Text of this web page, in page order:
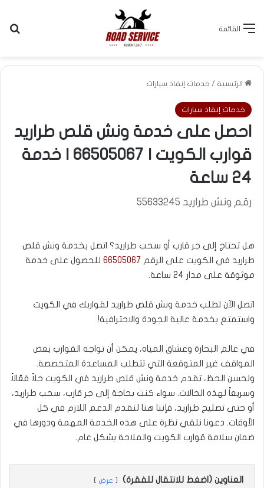
القائمة
ونش قلص طراريد قوارب 55633245 جر قارب سحب طراد تصليح بيرنقات تصليح بوبرنقات
الرئيسية / خدمات إنقاذ سيارات
خدمات إنقاذ سيارات
احصل على خدمة ونش قلص طراريد
قوارب الكويت | 66505067 | خدمة
24 ساعة
رقم ونش طراريد 55633245
هل تحتاج إلى جر قارب أو سحب طراريد؟ اتصل بخدمة ونش قلص
طراريد في الكويت على الرقم 66505067 للحصول على خدمة
موثوقة على مدار 24 ساعة.
اتصل الآن لطلب خدمة ونش قلص طراريد لقواربك في الكويت
واستمتع بخدمة عالية الجودة والاحترافية!
في عالم البحارة وعشاق المياه، يمكن أن تواجه القوارب بعض
المواقف غير المتوقعة التي تتطلب المساعدة المتخصصة.
ولحسن الحظ، تقدم خدمة ونش قلص طراريد في الكويت حلاً فعّالاً
وسريعاً لهذه الحالات. سواء كنت بحاجة إلى جر قارب، سحب طراريد،
أو حتى تصليح طراريد، فإننا هنا لنقدم الدعم اللازم في كل
الأوقات. دعونا نلقي نظرة على هذه الخدمة المهمة ودورها في
ضمان سلامة قوارب الكويت والملاحة بشكل عام.
العناوين (اضغط للانتقال للفقرة) عرض